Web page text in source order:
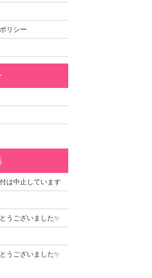
リシー
は中止しています
うございました✨
うございました✨